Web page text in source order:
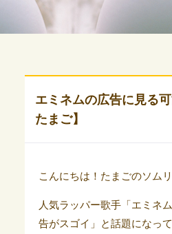
エミネムの広告に見る
たまご】
こんにちは！たまごのソム
人気ラッパー歌手「エミネ
告がスゴイ」と話題になっ